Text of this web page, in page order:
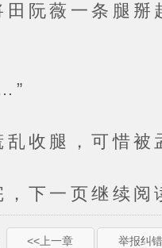
一条腿掰起
，可惜被孟
一页继续阅
<<上一章 举报纠错